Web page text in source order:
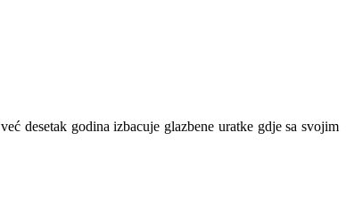
već desetak godina izbacuje glazbene uratke gdje sa svojim